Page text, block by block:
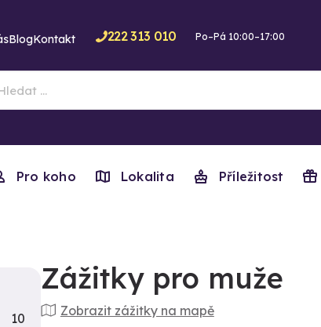
BlogKontakt 222 313 010 Po–Pá 10:00–17:00
Pro koho Lokalita Příležitost
Zážitky pro muže
Zobrazit zážitky na mapě
10